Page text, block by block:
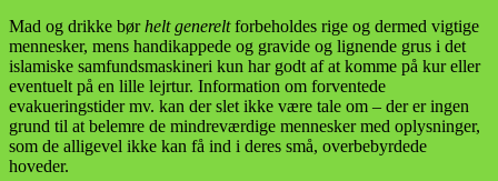
Mad og drikke børhelt genereltforbeholdes rige og dermed vigtige
mennesker, mens handikappede og gravide og lignende grus i det
islamiske samfundsmaskineri kun har godt af at komme på kur eller
eventuelt på en lille lejrtur. Information om forventede
evakueringstider mv. kan der slet ikke være tale om – der er ingen
grund til at belemre de mindreværdige mennesker med oplysninger,
som de alligevel ikke kan få ind i deres små, overbebyrdede
hoveder.